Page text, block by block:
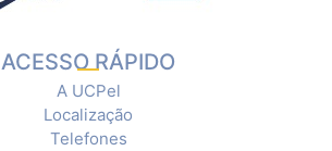
ACESSO RÁPIDO
A UCPel
Localização
Telefones